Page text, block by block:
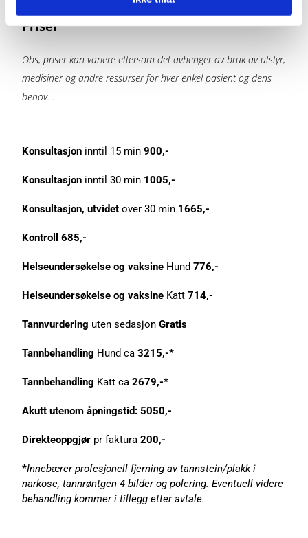
Priser
Obs, priser kan variere ettersom det avhenger av bruk av utstyr,
medisiner og andre ressurser for hver enkel pasient og dens
behov. .
Konsultasjon inntil 15 min 900,-
Konsultasjon inntil 30 min 1005,-
Konsultasjon, utvidet over 30 min 1665,-
Kontroll 685,-
Helseundersøkelse og vaksine Hund 776,-
Helseundersøkelse og vaksine Katt 714,-
Tannvurdering uten sedasjon Gratis
Tannbehandling Hund ca 3215,-*
Tannbehandling Katt ca 2679,-*
Akutt utenom åpningstid: 5050,-
Direkteoppgjør pr faktura 200,-
*Innebærer profesjonell fjerning av tannstein/plakk i
narkose, tannrøntgen 4 bilder og polering. Eventuell videre
behandling kommer i tillegg etter avtale.